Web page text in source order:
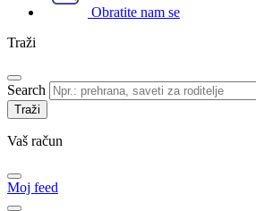
Obratite nam se
Traži
Search
Vaš račun
Moj feed